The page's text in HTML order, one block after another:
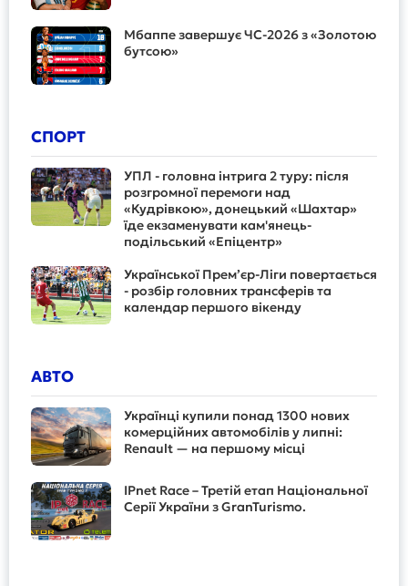
Мбаппе завершує ЧС-2026 з «Золотою
бутсою»
СПОРТ
УПЛ - головна інтрига 2 туру: після
розгромної перемоги над
«Кудрівкою», донецький «Шахтар»
їде екзаменувати кам'янець-
подільський «Епіцентр»
Української Прем’єр-Ліги повертається
- розбір головних трансферів та
календар першого вікенду
АВТО
Українці купили понад 1300 нових
комерційних автомобілів у липні:
Renault — на першому місці
IPnet Race – Третій етап Національної
Серії України з GranTurismo.